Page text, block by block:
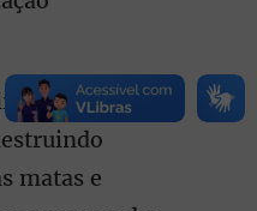
dos
matas e